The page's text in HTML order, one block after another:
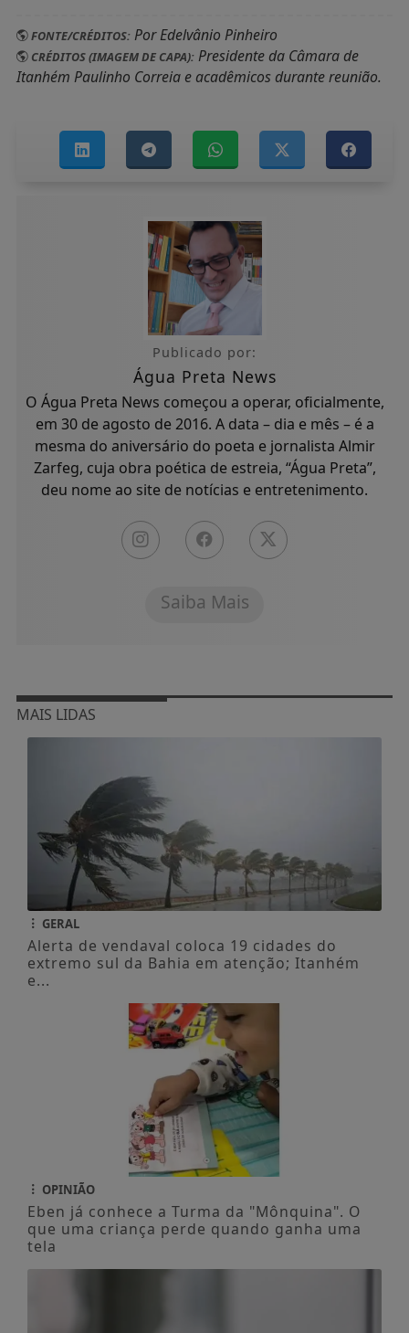
FONTE/CRÉDITOS:Por Edelvânio Pinheiro
CRÉDITOS (IMAGEM DE CAPA):Presidente da Câmara de
Itanhém Paulinho Correia e acadêmicos durante reunião.
Publicado por:
Água Preta News
O Água Preta News começou a operar, oficialmente,
em 30 de agosto de 2016. A data – dia e mês – é a
mesma do aniversário do poeta e jornalista Almir
Zarfeg, cuja obra poética de estreia, “Água Preta”,
deu nome ao site de notícias e entretenimento.
Saiba Mais
MAIS LIDAS
GERAL
Alerta de vendaval coloca 19 cidades do
extremo sul da Bahia em atenção; Itanhém
e...
OPINIÃO
Eben já conhece a Turma da "Mônquina". O
que uma criança perde quando ganha uma
tela